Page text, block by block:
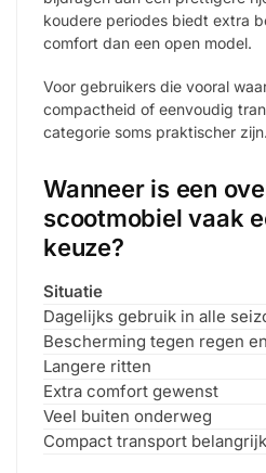
koudere periodes biedt extra
comfort dan een open model.
Voor gebruikers die vooral
compactheid of eenvoudig
categorie soms praktischer zijn.
Wanneer is een
scootmobiel vaak
keuze?
Situatie
Dagelijks gebruik in alle
Bescherming tegen regen
Langere ritten
Extra comfort gewenst
Veel buiten onderweg
Compact transport belangrijk